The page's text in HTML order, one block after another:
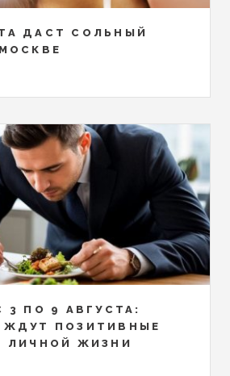
ДАСТ СОЛЬНЫЙ
3 ПО 9 АВГУСТА:
ЖДУТ ПОЗИТИВНЫЕ
ЛИЧНОЙ ЖИЗНИ